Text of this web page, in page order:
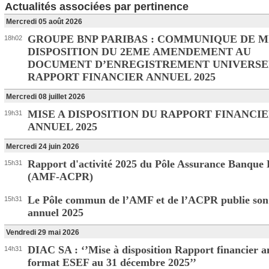
Actualités associées par pertinence
Mercredi 05 août 2026
18h02
GROUPE BNP PARIBAS : COMMUNIQUE DE
DISPOSITION DU 2EME AMENDEMENT AU
DOCUMENT D’ENREGISTREMENT
RAPPORT FINANCIER ANNUEL 2025
Mercredi 08 juillet 2026
19h31
MISE A DISPOSITION DU RAPPORT
ANNUEL 2025
Mercredi 24 juin 2026
15h31
Rapport d'activité 2025 du Pôle Assurance Banque
(AMF-ACPR)
15h31
Le Pôle commun de l’AMF et de l’ACPR publie
annuel 2025
Vendredi 29 mai 2026
14h31
DIAC SA : ‘’Mise à disposition Rapport financier
format ESEF au 31 décembre 2025’’